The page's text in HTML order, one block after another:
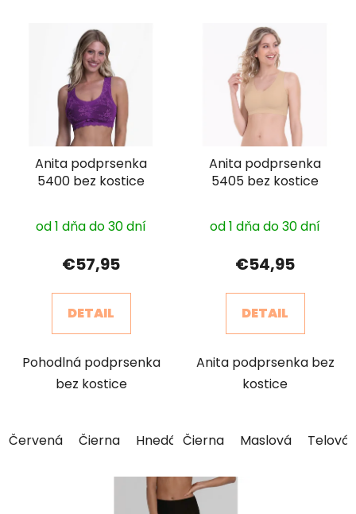
Anita podprsenka
5400 bez kostice
od 1 dňa do 30 dní
€57,95
DETAIL
Pohodlná podprsenka
bez kostice
Červená Čierna Hnedá Maslová Modrá
Anita podprsenka
5405 bez kostice
od 1 dňa do 30 dní
€54,95
DETAIL
Anita podprsenka bez
kostice
Čierna Maslová Telová